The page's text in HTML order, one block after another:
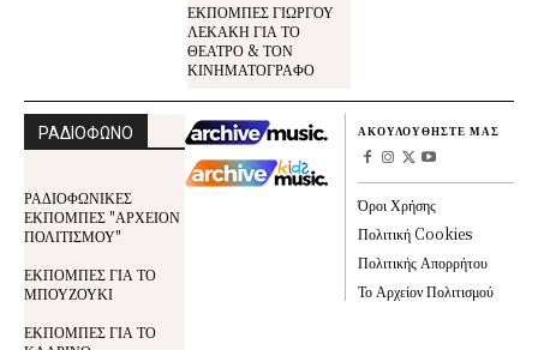
ΕΚΠΟΜΠΕΣ ΓΙΩΡΓΟΥ
ΛΕΚΑΚΗ ΓΙΑ ΤΟ
ΘΕΑΤΡΟ & ΤΟΝ
ΚΙΝΗΜΑΤΟΓΡΑΦΟ
ΡΑΔΙΟΦΩΝΟ
ΡΑΔΙΟΦΩΝΙΚΕΣ
ΕΚΠΟΜΠΕΣ "ΑΡΧΕΙΟΝ
ΠΟΛΙΤΙΣΜΟΥ"
ΕΚΠΟΜΠΕΣ ΓΙΑ ΤΟ
ΜΠΟΥΖΟΥΚΙ
ΕΚΠΟΜΠΕΣ ΓΙΑ ΤΟ
ΑΚΟΥΛΟΥΘΗΣΤΕ ΜΑΣ
Όροι Χρήσης
Πολιτική Cookies
Πολιτικής Απορρήτου
Το Αρχείον Πολιτισμού